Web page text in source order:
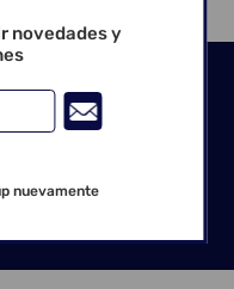
novedades y
nuevamente